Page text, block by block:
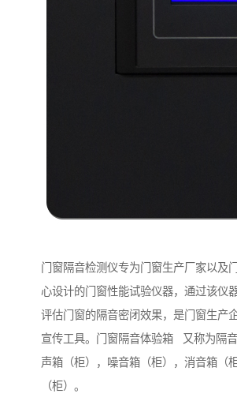
门窗隔音检测仪专为门窗生产厂家以及
心设计的门窗性能试验仪器，通过该仪
评估门窗的隔音密闭效果，是门窗生产
宣传工具。门窗隔音体验箱 又称为隔
声箱（柜），噪音箱（柜），消音箱（
（柜）。